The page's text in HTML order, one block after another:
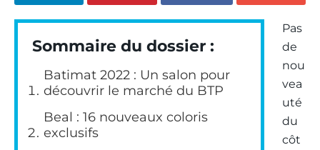
Sommaire du dossier :
Batimat 2022 : Un salon pour
découvrir le marché du BTP
Beal : 16 nouveaux coloris
exclusifs
Pas
de
nou
vea
uté
du
côt